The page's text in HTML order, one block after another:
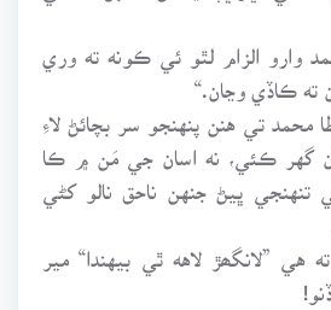
وارو الزام لٿو ئي ڪونه ته وري
ته ڪاڏي وڃان.“
محمد تي هنن پنهنجو سر بچائڻ لاءِ
گهر ڪئي، نه اسان جي مَن ۾ ڪا
تنهنجي ڀيڻ جنهن ناحق نالو کڻي
”لانگھڙ لاهه ٿي بيهندا“ مير